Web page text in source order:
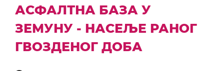
АСФАЛТНА БАЗА У
ЗЕМУНУ - НАСЕЉЕ РАНОГ
ГВОЗДЕНОГ ДОБА